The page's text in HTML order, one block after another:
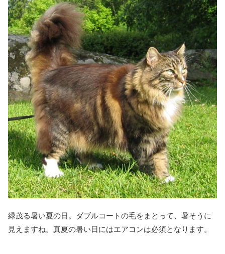
緑茂る暑い夏の日。ダブルコートの毛をまとって、暑そうに
見えますね。真夏の暑い日にはエアコンは必須となります。